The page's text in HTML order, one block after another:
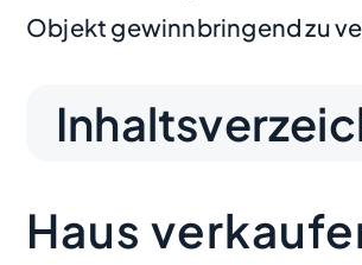
Objekt gewinnbringend zu
Haus